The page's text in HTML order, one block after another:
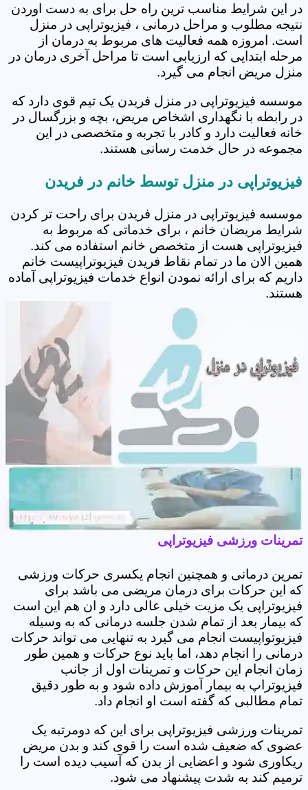
در این شرایط مناسب ترین راه حل برای به دست اوردن
نتیجه مطلوب و مراحل درمانی ، فیزیوتراپی در منزل
است. امروزه همه فعالیت های مربوط به درمان از
مرحله ابتدایی که ارزیابی است تا مراحل آخری درمان در
منزل مریض انجام می گیرد.
موسسه فیزیوتراپی در منزل فریدن یک تیم قوی دارد که
در رابطه با نگهداری اشخاص مریض، بچه و بزرگسال در
خانه فعالیت دارد و کادر با تجربه و متخصصی در این
مجموعه در حال خدمت رسانی هستند.
فیزیوتراپی در منزل توسط خانم در فریدن
موسسه فیزیوتراپی در منزل فریدن برای راحت تر کردن
شرایط مریضان خانم ، برای خدماتی که مربوط به
فیزیوتراپی هست از متخصص خانم استفاده می کند.
همین الان ما در تمام نقاط فریدن فیزیوتراپیست خانم
داریم که برای ارائه نمودن انواع خدمات فیزیوتراپی آماده
هستند.
تمرینات ورزشی فیزیوتراپی
تمرین درمانی و همچنین انجام یکسری حرکات ورزشی
که این حرکات برای درمان مریضی می باشد برای
فیزیوتراپی یک مزیت خیلی عالی دارد و ان هم این است
که بیمار بعد از تمام شدن جلسه درمانی که به وسیله
فیزیوتواپیست انجام می گیرد به تنهایی می تواند حرکات
درمانی را انجام دهد، اما باید نوع حرکات و همین طور
زمان انجام این حرکات و تمرینات اول از جانب
فیزیوتراپ به بیمار آموزش داده شود و به طور دقیق
تمام مطالبی که گفته است او انجام داد.
تمرینات ورزشی فیزیوتراپی برای این که دومرتبه یک
عضوی که ضعیف شده است را قوی کند و بدن مریض
ریکاوری شود و اعضایی از بدن که آسیب دیده است را
ترمیم کند به شدت پیشنهاد می شود.